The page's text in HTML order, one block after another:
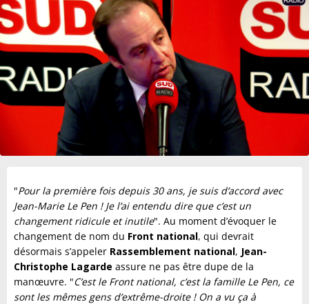
"Pour la première fois depuis 30 ans, je suis d’accord avec
Jean-Marie Le Pen ! Je l’ai entendu dire que c’est un
changement ridicule et inutile". Au moment d’évoquer le
changement de nom du Front national, qui devrait
désormais s’appeler Rassemblement national, Jean-
Christophe Lagarde assure ne pas être dupe de la
manœuvre. "C’est le Front national, c’est la famille Le Pen, ce
sont les mêmes gens d’extrême-droite ! On a vu ça à